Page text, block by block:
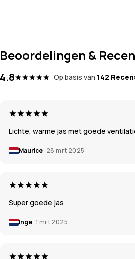
Beoordelingen &
4.8 Op basis van 142
Lichte, warme jas met goede
Maurice 28 mrt 2025
Super goede jas
Inge 1 mrt 2025